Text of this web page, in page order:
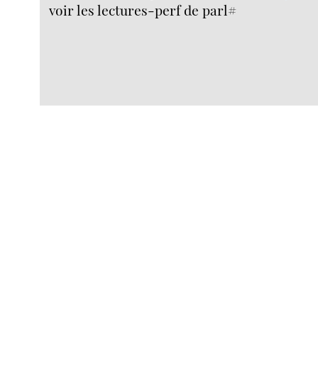
voir les lectures-perf de parl#